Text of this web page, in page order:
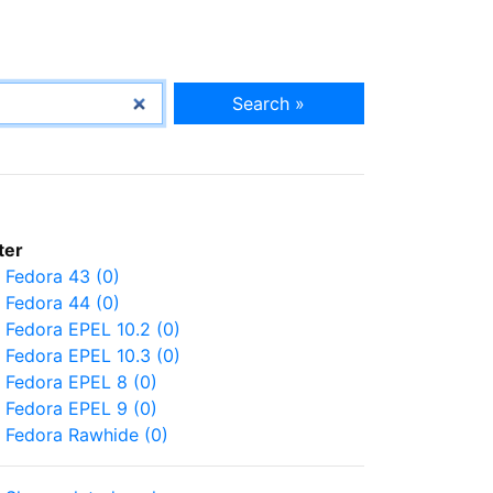
Search »
Fedora 43 (0)
Fedora 44 (0)
Fedora EPEL 10.2 (0)
Fedora EPEL 10.3 (0)
Fedora EPEL 8 (0)
Fedora EPEL 9 (0)
Fedora Rawhide (0)